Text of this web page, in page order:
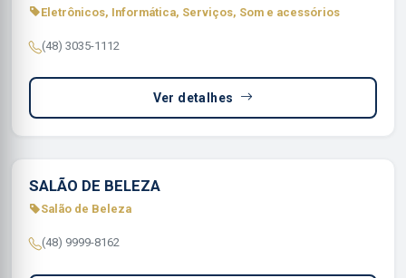
Eletrônicos, Informática, Serviços, Som e acessórios
(48) 3035-1112
Ver detalhes
SALÃO DE BELEZA
Salão de Beleza
(48) 9999-8162